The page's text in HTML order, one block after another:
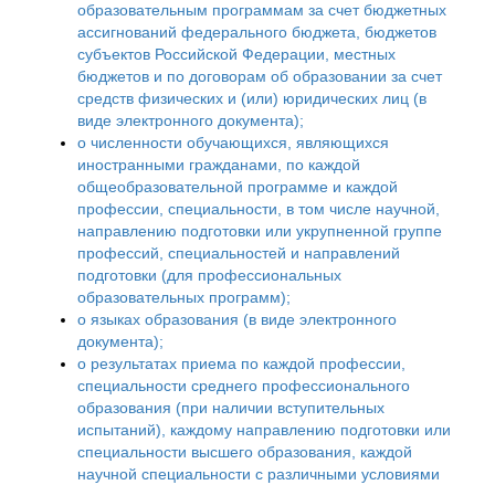
образовательным программам за счет бюджетных
ассигнований федерального бюджета, бюджетов
субъектов Российской Федерации, местных
бюджетов и по договорам об образовании за счет
средств физических и (или) юридических лиц (в
виде электронного документа);
о численности обучающихся, являющихся
иностранными гражданами, по каждой
общеобразовательной программе и каждой
профессии, специальности, в том числе научной,
направлению подготовки или укрупненной группе
профессий, специальностей и направлений
подготовки (для профессиональных
образовательных программ);
о языках образования (в виде электронного
документа);
о результатах приема по каждой профессии,
специальности среднего профессионального
образования (при наличии вступительных
испытаний), каждому направлению подготовки или
специальности высшего образования, каждой
научной специальности с различными условиями